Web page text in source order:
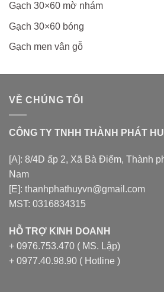
Gạch 30×60 mờ nhám
Gạch 30×60 bóng
Gạch men vân gỗ
VỀ CHÚNG TÔI
CÔNG TY TNHH THÀNH PHÁT
[A]: 8/4D ấp 2, Xã Bà Điểm, Thành
Nam
[E]: thanhphathuyvn@gmail.com
MST: 0316834315
HỖ TRỢ KINH DOANH
+ 0976.753.470 ( MS. Lập)
+ 0977.40.98.90 ( Hotline )